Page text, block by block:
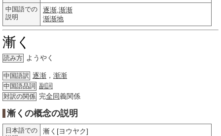
中国語での
説明
逐渐 渐渐
渐渐地
漸く
読み方 ようやく
中国語訳 逐渐 ， 渐渐
中国語品詞 副詞
対訳の関係 完全同義関係
漸くの概念の説明
日本語での
漸く[ヨウヤク]